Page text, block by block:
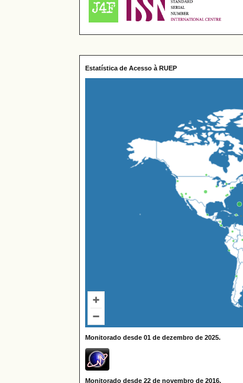
Estatística de Acesso à RUEP
Monitorado desde 01 de dezembro de 2025.
Monitorado desde 22 de novembro de 2016.